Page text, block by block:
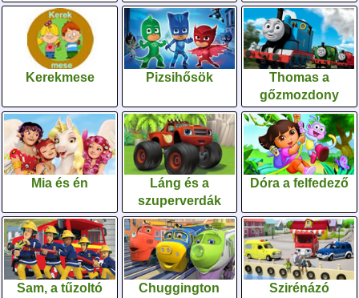
Kerekmese Pizsihősök
Thomas a
gőzmozdony
Mia és én
Láng és a
szuperverdák
Dóra a felfedező
Sam, a tűzoltó Chuggington
Szirénázó